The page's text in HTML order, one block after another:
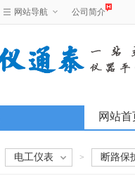
网站导航 公司简介
网站首
电工仪表 > 断路保